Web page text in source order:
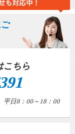
こちら
平日8：00～18：00